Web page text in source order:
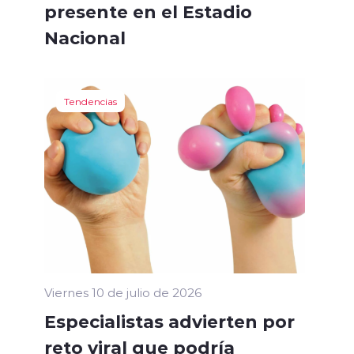
presente en el Estadio
Nacional
Tendencias
Viernes 10 de julio de 2026
Especialistas advierten por
reto viral que podría